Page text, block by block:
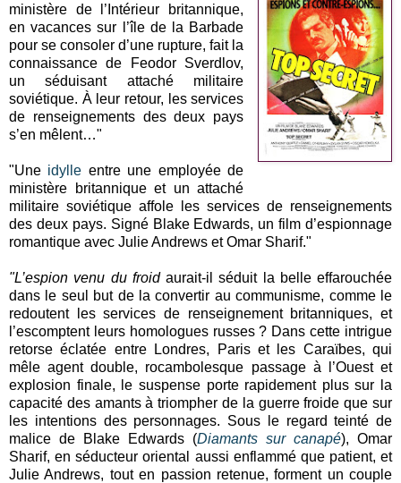
ministère de l’Intérieur britannique,
en vacances sur l’île de la Barbade
pour se consoler d’une rupture, fait la
connaissance de Feodor Sverdlov,
un séduisant attaché militaire
soviétique. À leur retour, les services
de renseignements des deux pays
s’en mêlent…"
"Une idylle entre une employée de
ministère britannique et un attaché
militaire soviétique affole les services de renseignements
des deux pays. Signé Blake Edwards, un film d’espionnage
romantique avec Julie Andrews et Omar Sharif."
"L’espion venu du froidaurait-il séduit la belle effarouchée
dans le seul but de la convertir au communisme, comme le
redoutent les services de renseignement britanniques, et
l’escomptent leurs homologues russes ? Dans cette intrigue
retorse éclatée entre Londres, Paris et les Caraïbes, qui
mêle agent double, rocambolesque passage à l’Ouest et
explosion finale, le suspense porte rapidement plus sur la
capacité des amants à triompher de la guerre froide que sur
les intentions des personnages. Sous le regard teinté de
malice de Blake Edwards (Diamants sur canapé), Omar
Sharif, en séducteur oriental aussi enflammé que patient, et
Julie Andrews, tout en passion retenue, forment un couple